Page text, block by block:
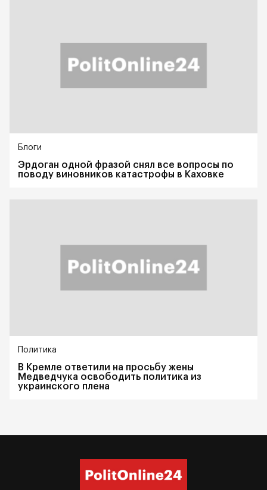
Блоги
Эрдоган одной фразой снял все вопросы по
поводу виновников катастрофы в Каховке
Политика
В Кремле ответили на просьбу жены
Медведчука освободить политика из
украинского плена